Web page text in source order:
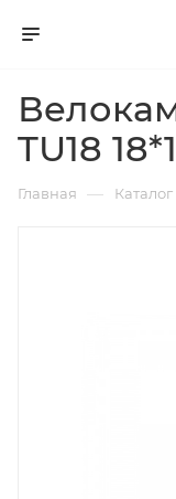
TU18
Главная — Каталог